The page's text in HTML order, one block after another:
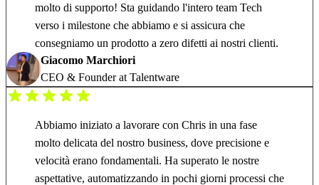
molto di supporto! Sta guidando l'intero team Tech
verso i milestone che abbiamo e si assicura che
consegniamo un prodotto a zero difetti ai nostri clienti.
Giacomo Marchiori
CEO & Founder at Talentware
Abbiamo iniziato a lavorare con Chris in una fase
molto delicata del nostro business, dove precisione e
velocità erano fondamentali. Ha superato le nostre
aspettative, automatizzando in pochi giorni processi che